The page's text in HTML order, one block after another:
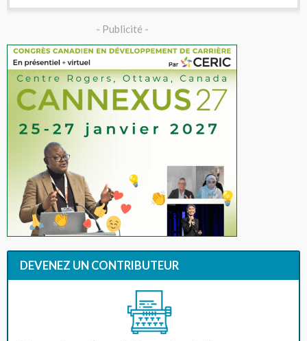
- Publicité -
DEVENEZ UN CONTRIBUTEUR